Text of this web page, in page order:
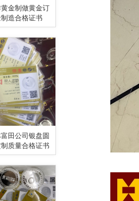
金制做黄金订
造合格证书
田公司银盘圆
质量合格证书